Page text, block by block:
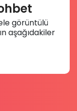
görüntülü
aşağıdakiler